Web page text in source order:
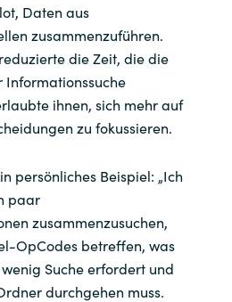
Daten aus
zusammenzuführen.
die Zeit, die die
ihnen, sich mehr auf
zu fokussieren.
persönliches Beispiel: „Ich
paar
zusammenzusuchen,
OpCodes betreffen, was
Suche erfordert und
durchgehen muss.